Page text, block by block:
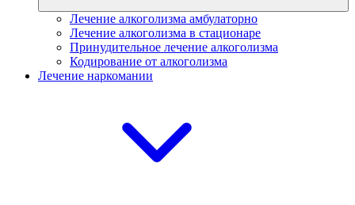
Лечение алкоголизма амбулаторно
Лечение алкоголизма в стационаре
Принудительное лечение алкоголизма
Кодирование от алкоголизма
Лечение наркомании